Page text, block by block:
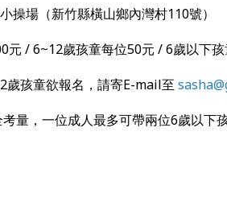
操場（新竹縣橫山鄉內灣村110號）
元 / 6~12歲孩童每位50元 / 6歲以下
欲報名，請寄E-mail至
一位成人最多可帶兩位6歲以下